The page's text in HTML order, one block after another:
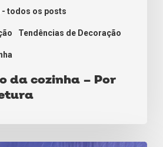
- todos os posts
Tendências de Decoração
da cozinha – Por